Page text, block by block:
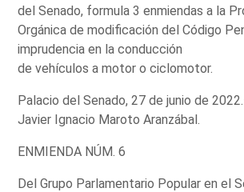
del Senado, formula 3 enmiendas a la
Orgánica de modificación del Código
imprudencia en la conducción
de vehículos a motor o ciclomotor.
Palacio del Senado, 27 de junio de
Javier Ignacio Maroto Aranzábal.
ENMIENDA NÚM. 6
Del Grupo Parlamentario Popular en el